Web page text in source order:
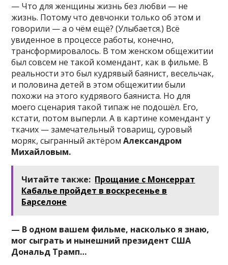
— Что для женщины жизнь без любви — не
жизнь. Потому что девчонки только об этом и
говорили — а о чём ещё? (Улыбается.) Всё
увиденное в процессе работы, конечно,
трансформировалось. В том женском общежитии
был совсем не такой комендант, как в фильме. В
реальности это был кудрявый баянист, весельчак,
и половина детей в этом общежитии были
похожи на этого кудрявого баяниста. Но для
моего сценария такой типаж не подошёл. Его,
кстати, потом выперли. А в картине комендант у
ткачих — замечательный товарищ, суровый
моряк, сыгранный актёромАлександром
Михайловым.
Читайте также: Прощание с Монсеррат
Кабалье пройдет в воскресенье в
Барселоне
— В одном вашем фильме, насколько я знаю,
мог сыграть и нынешний президент США
Дональд Трамп…